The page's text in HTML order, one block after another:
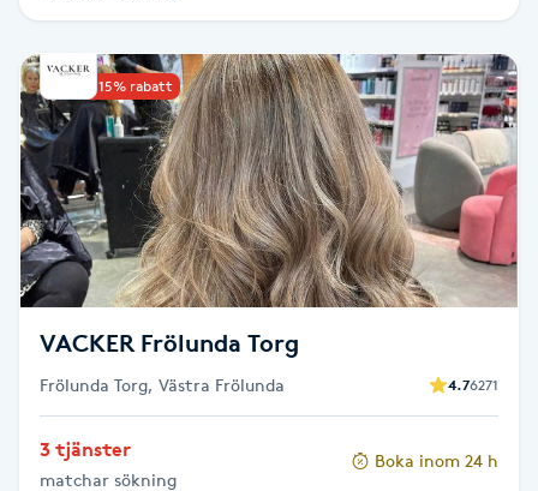
Ryggmassage
S
Samtalsterapi
Senioryoga
Shiatsu
Sjukgymnastik
Skalpmassage
Upp till 15% rabatt
VACKER Frölunda Torg
Frölunda Torg, Västra Frölunda 4.76271
3 tjänster
matchar sökning
Boka inom 24 h